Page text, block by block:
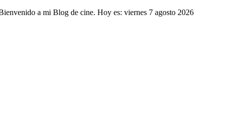
Saltar
a mi Blog de cine. Hoy es: viernes 7 agosto 2026